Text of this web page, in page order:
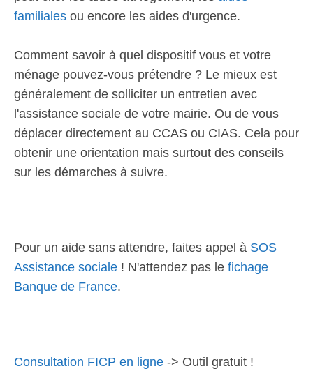
familiales ou encore les aides d'urgence.
Comment savoir à quel dispositif vous et votre
ménage pouvez-vous prétendre ? Le mieux est
généralement de solliciter un entretien avec
l'assistance sociale de votre mairie. Ou de vous
déplacer directement au CCAS ou CIAS. Cela pour
obtenir une orientation mais surtout des conseils
sur les démarches à suivre.
Pour un aide sans attendre, faites appel à SOS
Assistance sociale ! N'attendez pas le fichage
Banque de France.
Consultation FICP en ligne -> Outil gratuit !